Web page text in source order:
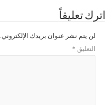
اترك تعليقاً
لن يتم نشر عنوان بريدك الإلكتروني.
التعليق *